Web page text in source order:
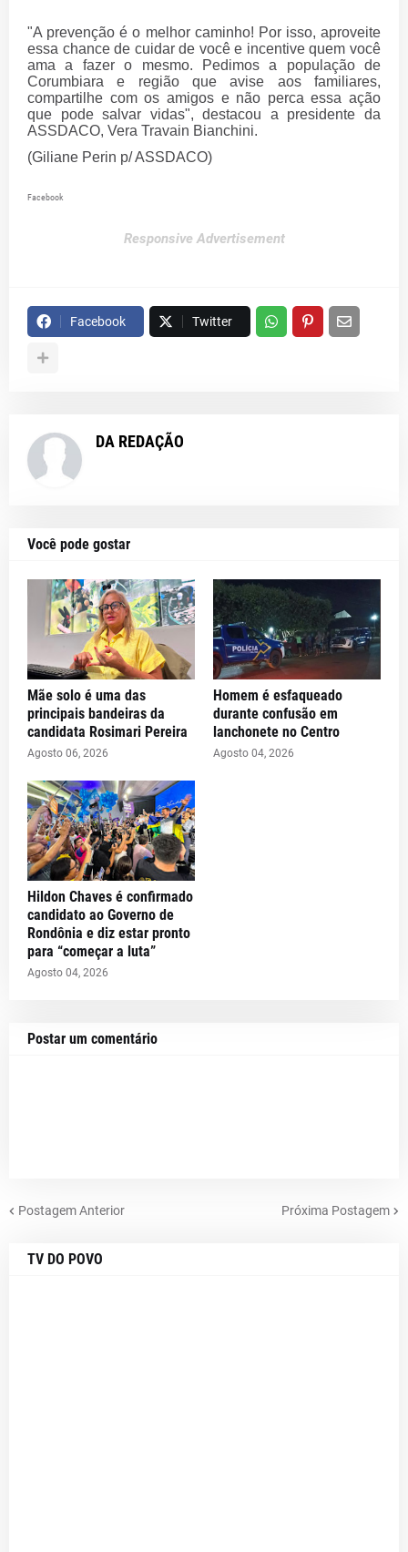
"A prevenção é o melhor caminho! Por isso, aproveite
essa chance de cuidar de você e incentive quem você
ama a fazer o mesmo. Pedimos a população de
Corumbiara e região que avise aos familiares,
compartilhe com os amigos e não perca essa ação
que pode salvar vidas", destacou a presidente da
ASSDACO, Vera Travain Bianchini.
(Giliane Perin p/ ASSDACO)
Facebook
Responsive Advertisement
Facebook Twitter
DA REDAÇÃO
Você pode gostar
Mãe solo é uma das
principais bandeiras da
candidata Rosimari Pereira
Agosto 06, 2026
Homem é esfaqueado
durante confusão em
lanchonete no Centro
Agosto 04, 2026
Hildon Chaves é confirmado
candidato ao Governo de
Rondônia e diz estar pronto
para “começar a luta”
Agosto 04, 2026
Postar um comentário
Postagem Anterior Próxima Postagem
TV DO POVO